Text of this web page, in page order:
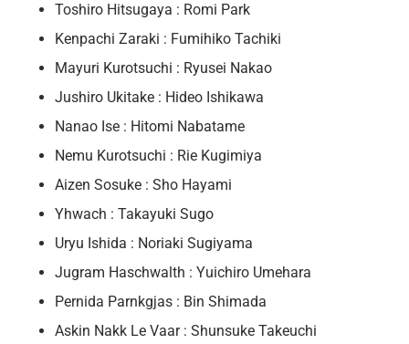
Toshiro Hitsugaya : Romi Park
Kenpachi Zaraki : Fumihiko Tachiki
Mayuri Kurotsuchi : Ryusei Nakao
Jushiro Ukitake : Hideo Ishikawa
Nanao Ise : Hitomi Nabatame
Nemu Kurotsuchi : Rie Kugimiya
Aizen Sosuke : Sho Hayami
Yhwach : Takayuki Sugo
Uryu Ishida : Noriaki Sugiyama
Jugram Haschwalth : Yuichiro Umehara
Pernida Parnkgjas : Bin Shimada
Askin Nakk Le Vaar : Shunsuke Takeuchi